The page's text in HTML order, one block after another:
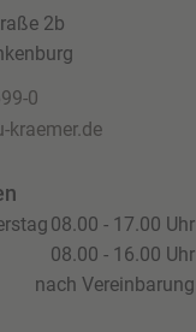
2b
0
kraemer.de
08.00 - 17.00 Uhr
08.00 - 16.00 Uhr
nach Vereinbarung